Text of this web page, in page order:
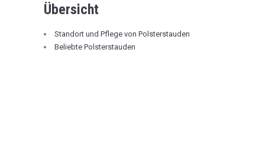
Übersicht
Standort und Pflege von Polsterstauden
Beliebte Polsterstauden